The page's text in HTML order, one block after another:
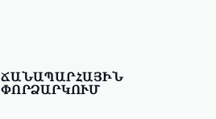
ՃԱՆԱՊԱՐՀԱՅԻՆ
ՓՈՐՁԱՐԿՈՒՄ